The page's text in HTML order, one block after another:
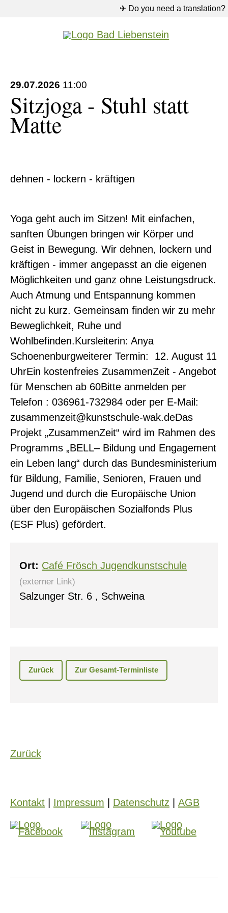
✈ Do you need a translation?
29.07.2026 11:00
Sitzjoga - Stuhl statt
Matte
dehnen - lockern - kräftigen
Yoga geht auch im Sitzen! Mit einfachen,
sanften Übungen bringen wir Körper und
Geist in Bewegung. Wir dehnen, lockern und
kräftigen - immer angepasst an die eigenen
Möglichkeiten und ganz ohne Leistungsdruck.
Auch Atmung und Entspannung kommen
nicht zu kurz. Gemeinsam finden wir zu mehr
Beweglichkeit, Ruhe und
Wohlbefinden.Kursleiterin: Anya
Schoenenburgweiterer Termin: 12. August 11
UhrEin kostenfreies ZusammenZeit - Angebot
für Menschen ab 60Bitte anmelden per
Telefon : 036961-732984 oder per E-Mail:
zusammenzeit@kunstschule-wak.deDas
Projekt „ZusammenZeit“ wird im Rahmen des
Programms „BELL– Bildung und Engagement
ein Leben lang“ durch das Bundesministerium
für Bildung, Familie, Senioren, Frauen und
Jugend und durch die Europäische Union
über den Europäischen Sozialfonds Plus
(ESF Plus) gefördert.
Ort: Café Frösch Jugendkunstschule
(externer Link)
Salzunger Str. 6 , Schweina
Zurück Zur Gesamt-Terminliste
Zurück
Kontakt Impressum Datenschutz AGB